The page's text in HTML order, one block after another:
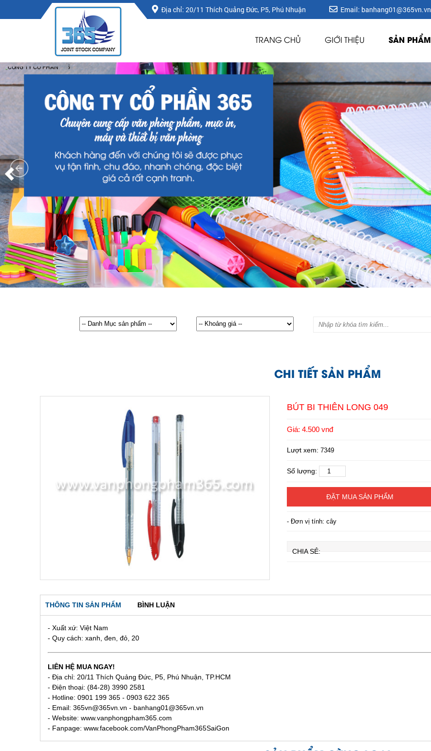
Địa chỉ: 20/11 Thích Quảng Đức, P5, Phú Nhuận Email: banhang01@365vn.vn
TRANG CHỦ GIỚI THIỆU SẢN PHẨM
CHI TIẾT SẢN PHẨM
BÚT BI THIÊN LONG 049
Giá: 4.500 vnđ
Lượt xem: 7349
Số lượng:
ĐẶT MUA SẢN PHẨM
- Đơn vị tính: cây
CHIA SẺ:
THÔNG TIN SẢN PHẨM BÌNH LUẬN
- Xuất xứ: Việt Nam
- Quy cách: xanh, đen, đỏ, 20
LIÊN HỆ MUA NGAY!
- Địa chỉ: 20/11 Thích Quảng Đức, P5, Phú Nhuận, TP.HCM
- Điện thoại: (84-28) 3990 2581
- Hotline: 0901 199 365 - 0903 622 365
- Email: 365vn@365vn.vn - banhang01@365vn.vn
- Website: www.vanphongpham365.com
- Fanpage: www.facebook.com/VanPhongPham365SaiGon